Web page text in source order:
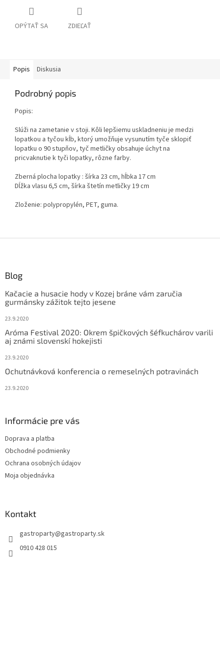
OPÝTAŤ SA ZDIEĽAŤ
Popis Diskusia
Podrobný popis
Popis:
Slúži na zametanie v stoji. Kôli lepšiemu uskladneniu je medzi
lopatkou a tyčou kĺb, ktorý umožňuje vysunutím tyče sklopiť
lopatku o 90 stupňov, tyč metličky obsahuje úchyt na
pricvaknutie k tyči lopatky, rôzne farby.
Zberná plocha lopatky : šírka 23 cm, hĺbka 17 cm
Dĺžka vlasu 6,5 cm, šírka štetín metličky 19 cm
Zloženie: polypropylén, PET, guma.
Blog
Kačacie a husacie hody v Kozej bráne vám zaručia
gurmánsky zážitok tejto jesene
23.9.2020
Aróma Festival 2020: Okrem špičkových šéfkuchárov varili
aj známi slovenskí hokejisti
23.9.2020
Ochutnávková konferencia o remeselných potravinách
23.9.2020
Informácie pre vás
Doprava a platba
Obchodné podmienky
Ochrana osobných údajov
Moja objednávka
Kontakt
gastroparty@gastroparty.sk
0910 428 015